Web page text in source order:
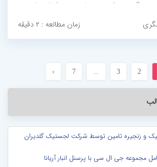
ایجاد گردیده که پس از خروج کالای ایشان
لینک پیامک شده می توانند جزئیات
زمان مطالعه : ۲ دقیقه
2
3
7
›
و زنجیره تامین توسط شرکت لجستیک گلدیران
جی ال سی با پرسنل انبار آریانا